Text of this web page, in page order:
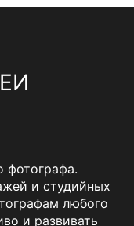
фотографа.
и студийных
любого
и развивать